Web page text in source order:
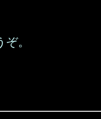
。